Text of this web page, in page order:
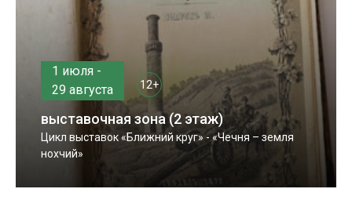
1 июля -
29 августа
12+
выставочная зона (2 этаж)
Цикл выставок «Ближний круг» - «Чечня – земля
нохчий»